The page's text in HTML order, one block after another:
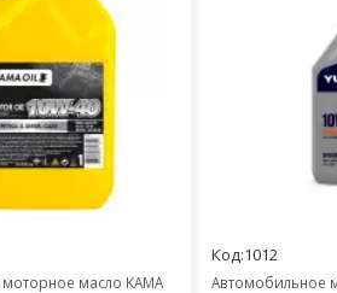
масло KAMA
Код:1012
Автомобильное